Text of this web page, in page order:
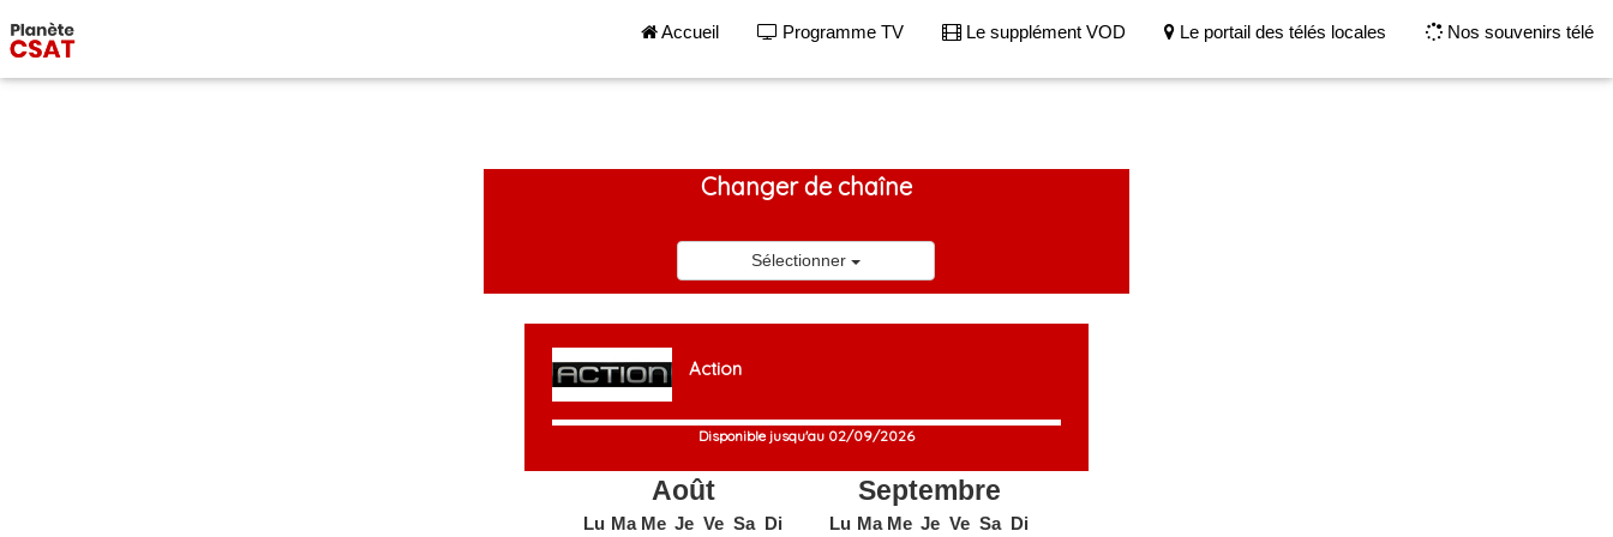
Accueil Programme TV Le supplément VOD Le portail des télés locales Nos souvenirs télé
Changer de chaîne
Sélectionner
Action
Disponible jusqu'au 02/09/2026
Août
Lu Ma Me Je Ve Sa Di
Septembre
Lu Ma Me Je Ve Sa Di